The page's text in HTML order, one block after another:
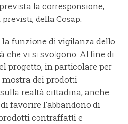
la corresponsione,
della Cosap.
la funzione di vigilanza dello
che vi si svolgono. Al fine di
progetto, in particolare per
dei prodotti
realtà cittadina, anche
favorire l’abbandono di
contraffatti e